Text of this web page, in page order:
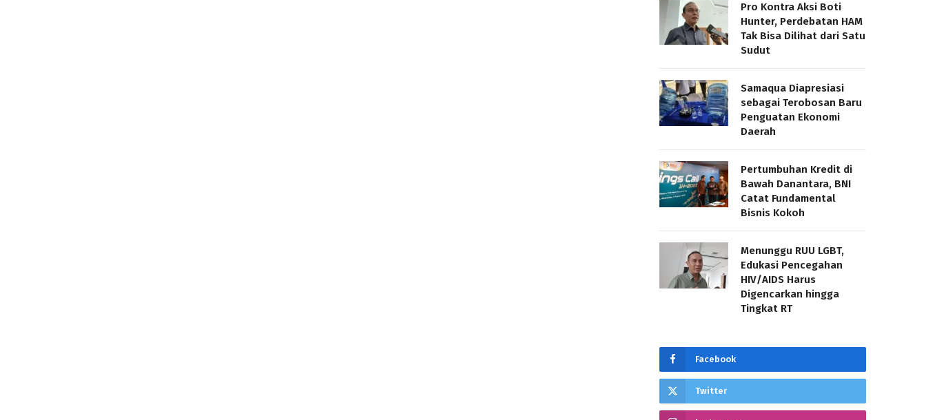
Pro Kontra Aksi Boti
Hunter, Perdebatan HAM
Tak Bisa Dilihat dari Satu
Sudut
Samaqua Diapresiasi
sebagai Terobosan Baru
Penguatan Ekonomi
Daerah
Pertumbuhan Kredit di
Bawah Danantara, BNI
Catat Fundamental
Bisnis Kokoh
Menunggu RUU LGBT,
Edukasi Pencegahan
HIV/AIDS Harus
Digencarkan hingga
Tingkat RT
Facebook
Twitter